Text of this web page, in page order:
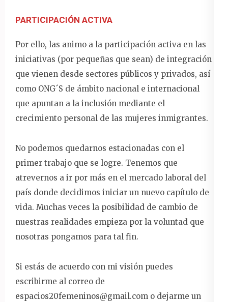
PARTICIPACIÓN ACTIVA
Por ello, las animo a la participación activa en las
iniciativas (por pequeñas que sean) de integración
que vienen desde sectores públicos y privados, así
como ONG´S de ámbito nacional e internacional
que apuntan a la inclusión mediante el
crecimiento personal de las mujeres inmigrantes.
No podemos quedarnos estacionadas con el
primer trabajo que se logre. Tenemos que
atrevernos a ir por más en el mercado laboral del
país donde decidimos iniciar un nuevo capítulo de
vida. Muchas veces la posibilidad de cambio de
nuestras realidades empieza por la voluntad que
nosotras pongamos para tal fin.
Si estás de acuerdo con mi visión puedes
escribirme al correo de
espacios20femeninos@gmail.com o dejarme un